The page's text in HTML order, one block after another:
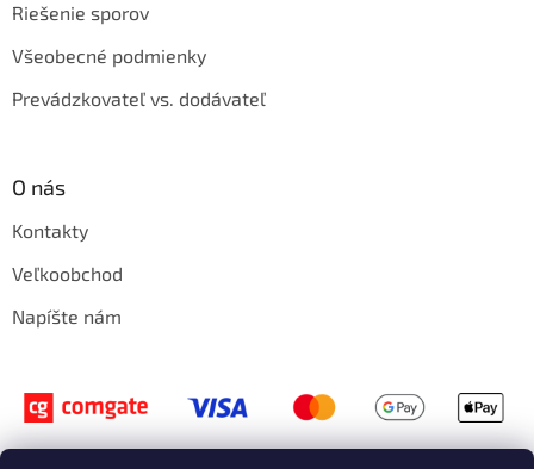
Riešenie sporov
Všeobecné podmienky
Prevádzkovateľ vs. dodávateľ
O nás
Kontakty
Veľkoobchod
Napíšte nám